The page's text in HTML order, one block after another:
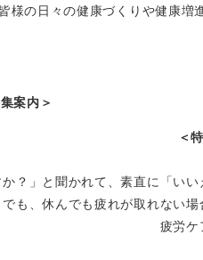
様の日々の健康づくりや健康
案内＞
＜
か？」と聞かれて、素直に「い
でも、休んでも疲れが取れない
疲労ケ